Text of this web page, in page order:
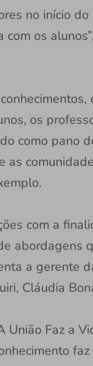
no início
os
os
como pano
as
com a
abordagens
a gerente
Cláudia
Faz a